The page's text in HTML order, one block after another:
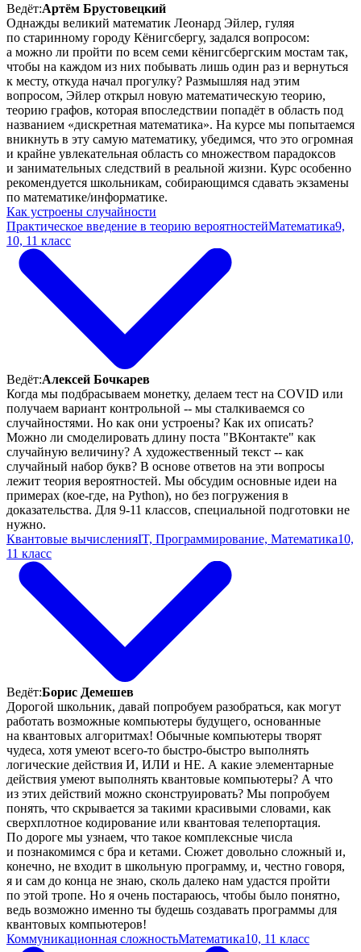
Ведёт:Артём Брустовецкий
Однажды великий математик Леонард Эйлер, гуляя
по старинному городу Кёнигсбергу, задался вопросом:
а можно ли пройти по всем семи кёнигсбергским мостам так,
чтобы на каждом из них побывать лишь один раз и вернуться
к месту, откуда начал прогулку? Размышляя над этим
вопросом, Эйлер открыл новую математическую теорию,
теорию графов, которая впоследствии попадёт в область под
названием «дискретная математика». На курсе мы попытаемся
вникнуть в эту самую математику, убедимся, что это огромная
и крайне увлекательная область со множеством парадоксов
и занимательных следствий в реальной жизни. Курс особенно
рекомендуется школьникам, собирающимся сдавать экзамены
по математике/информатике.
Как устроены случайности
Практическое введение в теорию вероятностейМатематика9,
10, 11 класс
Ведёт:Алексей Бочкарев
Когда мы подбрасываем монетку, делаем тест на COVID или
получаем вариант контрольной -- мы сталкиваемся со
случайностями. Но как они устроены? Как их описать?
Можно ли смоделировать длину поста "ВКонтакте" как
случайную величину? А художественный текст -- как
случайный набор букв? В основе ответов на эти вопросы
лежит теория вероятностей. Мы обсудим основные идеи на
примерах (кое-где, на Python), но без погружения в
доказательства. Для 9-11 классов, специальной подготовки не
нужно.
Квантовые вычисленияIT, Программирование, Математика10,
11 класс
Ведёт:Борис Демешев
Дорогой школьник, давай попробуем разобраться, как могут
работать возможные компьютеры будущего, основанные
на квантовых алгоритмах! Обычные компьютеры творят
чудеса, хотя умеют всего-то быстро-быстро выполнять
логические действия И, ИЛИ и НЕ. А какие элементарные
действия умеют выполнять квантовые компьютеры? А что
из этих действий можно сконструировать? Мы попробуем
понять, что скрывается за такими красивыми словами, как
сверхплотное кодирование или квантовая телепортация.
По дороге мы узнаем, что такое комплексные числа
и познакомимся с бра и кетами. Сюжет довольно сложный и,
конечно, не входит в школьную программу, и, честно говоря,
я и сам до конца не знаю, сколь далеко нам удастся пройти
по этой тропе. Но я очень постараюсь, чтобы было понятно,
ведь возможно именно ты будешь создавать программы для
квантовых компьютеров!
Коммуникационная сложностьМатематика10, 11 класс